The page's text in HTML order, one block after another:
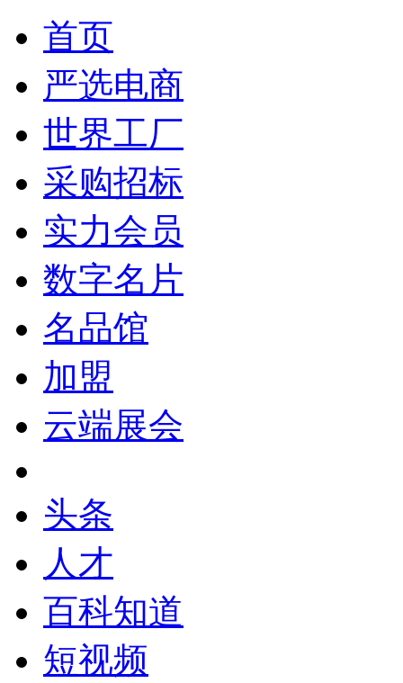
首页
严选电商
世界工厂
采购招标
实力会员
数字名片
名品馆
加盟
云端展会
头条
人才
百科知道
短视频